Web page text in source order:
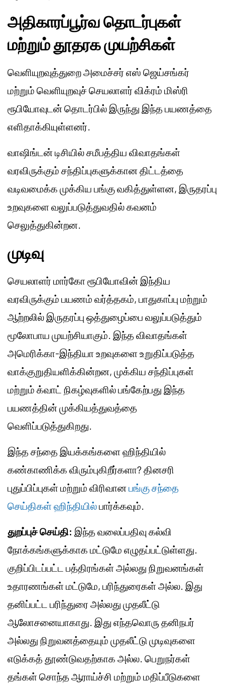
அதிகாரப்பூர்வ தொடர்புகள்
மற்றும் தூதரக முயற்சிகள்
வெளியுறவுத்துறை அமைச்சர் எஸ் ஜெய்சங்கர்
மற்றும் வெளியுறவுச் செயலாளர் விக்ரம் மிஸ்ரி
ரூபியோவுடன் தொடர்பில் இருந்து இந்த பயணத்தை
எளிதாக்கியுள்ளனர்.
வாஷிங்டன் டிசியில் சமீபத்திய விவாதங்கள்
வரவிருக்கும் சந்திப்புகளுக்கான திட்டத்தை
வடிவமைக்க முக்கிய பங்கு வகித்துள்ளன, இருதரப்பு
உறவுகளை வலுப்படுத்துவதில் கவனம்
செலுத்துகின்றன.
முடிவு
செயலாளர் மார்கோ ரூபியோவின் இந்திய
வரவிருக்கும் பயணம் வர்த்தகம், பாதுகாப்பு மற்றும்
ஆற்றலில் இருதரப்பு ஒத்துழைப்பை வலுப்படுத்தும்
மூலோபாய முயற்சியாகும். இந்த விவாதங்கள்
அமெரிக்கா-இந்தியா உறவுகளை உறுதிப்படுத்த
வாக்குறுதியளிக்கின்றன, முக்கிய சந்திப்புகள்
மற்றும் க்வாட் நிகழ்வுகளில் பங்கேற்பது இந்த
பயணத்தின் முக்கியத்துவத்தை
வெளிப்படுத்துகிறது.
இந்த சந்தை இயக்கங்களை ஹிந்தியில்
கண்காணிக்க விரும்புகிறீர்களா? தினசரி
புதுப்பிப்புகள் மற்றும் விரிவானபங்கு சந்தை
செய்திகள் ஹிந்தியில்பார்க்கவும்.
துறப்புச் செய்தி: இந்த வலைப்பதிவு கல்வி
நோக்கங்களுக்காக மட்டுமே எழுதப்பட்டுள்ளது.
குறிப்பிடப்பட்ட பத்திரங்கள் அல்லது நிறுவனங்கள்
உதாரணங்கள் மட்டுமே, பரிந்துரைகள் அல்ல. இது
தனிப்பட்ட பரிந்துரை அல்லது முதலீட்டு
ஆலோசனையாகாது. இது எந்தவொரு தனிநபர்
அல்லது நிறுவனத்தையும் முதலீட்டு முடிவுகளை
எடுக்கத் தூண்டுவதற்காக அல்ல. பெறுநர்கள்
தங்கள் சொந்த ஆராய்ச்சி மற்றும் மதிப்பீடுகளை